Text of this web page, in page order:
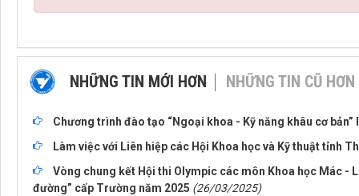
NHỮNG TIN MỚI HƠN NHỮNG TIN CŨ HƠN
Chương trình đào tạo “Ngoại khoa - Kỹ năng khâu cơ bản”
Làm việc với Liên hiệp các Hội Khoa học và Kỹ thuật tỉnh
Vòng chung kết Hội thi Olympic các môn Khoa học Mác -
đường” cấp Trường năm 2025 (26/03/2025)